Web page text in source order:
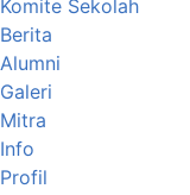
Komite Sekolah
Berita
Alumni
Galeri
Mitra
Info
Profil